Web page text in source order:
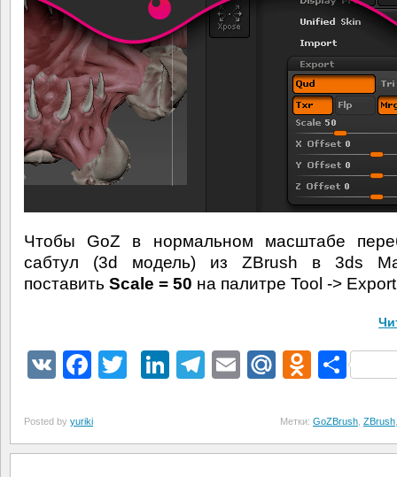
Чтобы GoZ в нормальном масштабе
сабтул (3d модель) из ZBrush в 3ds
поставить Scale = 50 на палитре Tool ->
VK Facebook
TwitterLinkedIn
Telegram
EmailMail.Ru
Posted by yuriki Метки: GoZBrush ZBrush